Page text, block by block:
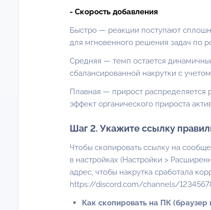
- Скорость добавления
Быстро — реакции поступают
для мгновенного решения задач по
Средняя — темп остается
сбалансированной накрутки с
Плавная — прирост
эффект органического прироста
Шаг 2. Укажите ссылку
Чтобы скопировать ссылку на
в настройках (Настройки >
адрес, чтобы накрутка сработала
https://discord.com/channels/
Как скопировать на ПК